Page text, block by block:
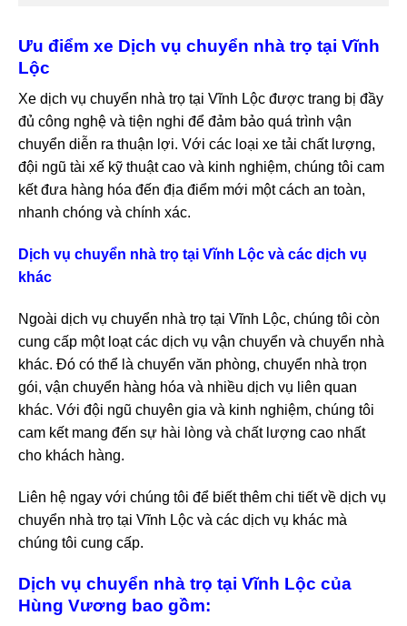
Ưu điểm xe Dịch vụ chuyển nhà trọ tại Vĩnh
Lộc
Xe dịch vụ chuyển nhà trọ tại Vĩnh Lộc được trang bị đầy
đủ công nghệ và tiện nghi để đảm bảo quá trình vận
chuyển diễn ra thuận lợi. Với các loại xe tải chất lượng,
đội ngũ tài xế kỹ thuật cao và kinh nghiệm, chúng tôi cam
kết đưa hàng hóa đến địa điểm mới một cách an toàn,
nhanh chóng và chính xác.
Dịch vụ chuyển nhà trọ tại Vĩnh Lộc và các dịch vụ
khác
Ngoài dịch vụ chuyển nhà trọ tại Vĩnh Lộc, chúng tôi còn
cung cấp một loạt các dịch vụ vận chuyển và chuyển nhà
khác. Đó có thể là chuyển văn phòng, chuyển nhà trọn
gói, vận chuyển hàng hóa và nhiều dịch vụ liên quan
khác. Với đội ngũ chuyên gia và kinh nghiệm, chúng tôi
cam kết mang đến sự hài lòng và chất lượng cao nhất
cho khách hàng.
Liên hệ ngay với chúng tôi để biết thêm chi tiết về dịch vụ
chuyển nhà trọ tại Vĩnh Lộc và các dịch vụ khác mà
chúng tôi cung cấp.
Dịch vụ chuyển nhà trọ tại Vĩnh Lộc của
Hùng Vương bao gồm: